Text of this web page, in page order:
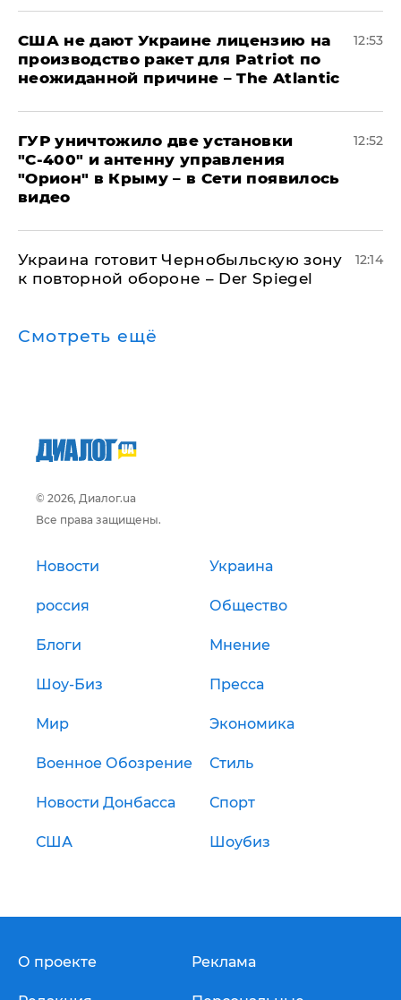
США не дают Украине лицензию на
производство ракет для Patriot по
неожиданной причине – The Atlantic
12:53
ГУР уничтожило две установки
"С‑400" и антенну управления
"Орион" в Крыму – в Сети появилось
видео
12:52
Украина готовит Чернобыльскую зону
к повторной обороне – Der Spiegel
12:14
Смотреть ещё
© 2026, Диалог.ua
Все права защищены.
Новости Украина
россия Общество
Блоги Мнение
Шоу-Биз Пресса
Мир Экономика
Военное Обозрение Стиль
Новости Донбасса Спорт
США Шоубиз
О проекте Реклама